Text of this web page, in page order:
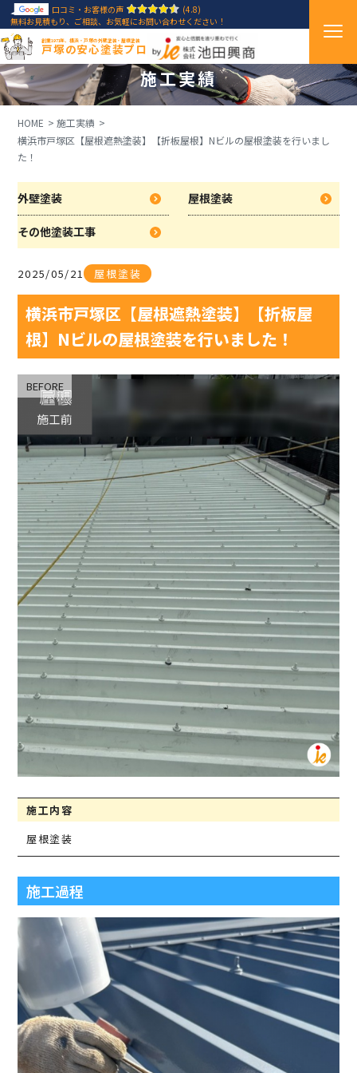
口コミ・お客様の声
(4.8)
無料お見積もり、ご相談、お気軽にお問い合わせください！
創業1971年、横浜・戸塚の外壁塗装・屋根塗装
戸塚の安心塗装プロ
施工実績
HOME
施工実績
横浜市戸塚区【屋根遮熱塗装】【折板屋根】Nビルの屋根塗装を行いまし
た！
外壁塗装 屋根塗装
その他塗装工事
2025/05/21 屋根塗装
横浜市戸塚区【屋根遮熱塗装】【折板屋
根】Nビルの屋根塗装を行いました！
施工内容
屋根塗装
施工過程